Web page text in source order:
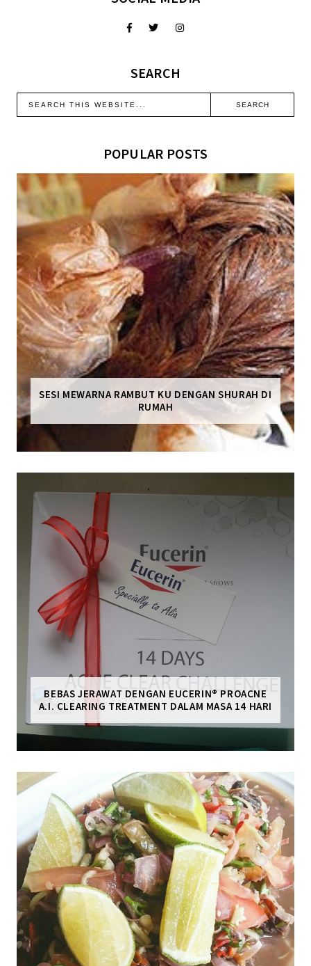
SEARCH
POPULAR POSTS
SESI MEWARNA RAMBUT KU DENGAN SHURAH DI
RUMAH
BEBAS JERAWAT DENGAN EUCERIN® PROACNE
A.I. CLEARING TREATMENT DALAM MASA 14 HARI